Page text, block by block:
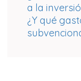
a la
¿Y qué